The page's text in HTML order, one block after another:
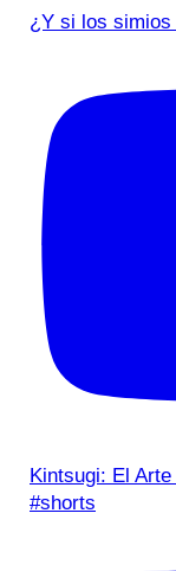
¿Y si los simios
Kintsugi: El
#shorts